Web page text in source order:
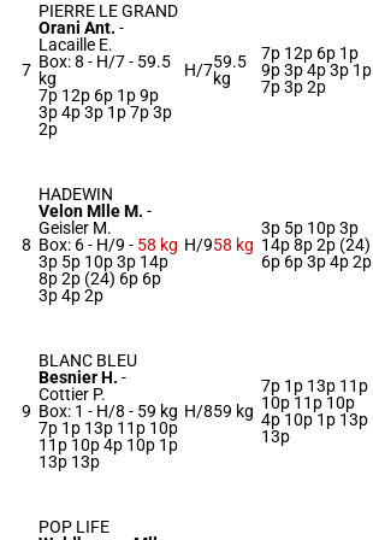
7
PIERRE LE GRAND
Orani Ant. -
Lacaille E.
Box: 8 - H/7 - 59.5
kg
7p 12p 6p 1p 9p
3p 4p 3p 1p 7p 3p
2p
H/759.5
kg
7p 12p 6p 1p
9p 3p 4p 3p 1p
7p 3p 2p
8
HADEWIN
Velon Mlle M. -
Geisler M.
Box: 6 - H/9 - 58 kg
3p 5p 10p 3p 14p
8p 2p (24) 6p 6p
3p 4p 2p
H/958 kg
3p 5p 10p 3p
14p 8p 2p (24)
6p 6p 3p 4p 2p
9
BLANC BLEU
Besnier H. -
Cottier P.
Box: 1 - H/8 - 59 kg
7p 1p 13p 11p 10p
11p 10p 4p 10p 1p
13p 13p
H/859 kg
7p 1p 13p 11p
10p 11p 10p
4p 10p 1p 13p
13p
POP LIFE